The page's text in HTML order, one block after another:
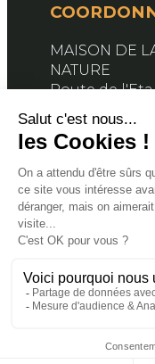
MAISON DE
NATURE
Route de
SUIVEZ-
Facebook
X
© 2024 FDC76.